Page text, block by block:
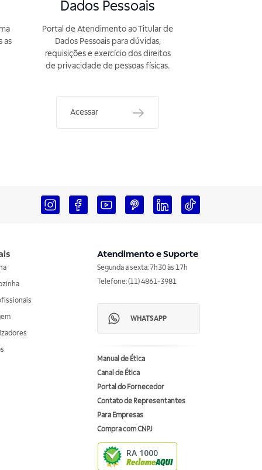
as
Dados Pessoais
Portal de Atendimento ao Titular de
Dados Pessoais para dúvidas,
requisições e exercício dos direitos
de privacidade de pessoas físicas.
Acessar
Atendimento e Suporte
Segunda a sexta: 7h30 às 17h
Telefone: (11) 4861-3981
WHATSAPP
Manual de Ética
Canal de Ética
Portal do Fornecedor
Contato de Representantes
Para Empresas
Compra com CNPJ
RA 1000